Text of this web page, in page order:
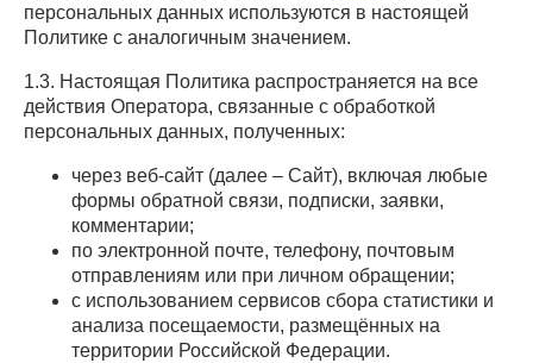
персональных данных используются в настоящей
Политике с аналогичным значением.
1.3. Настоящая Политика распространяется на все
действия Оператора, связанные с обработкой
персональных данных, полученных:
через веб-сайт (далее – Сайт), включая любые
формы обратной связи, подписки, заявки,
комментарии;
по электронной почте, телефону, почтовым
отправлениям или при личном обращении;
с использованием сервисов сбора статистики и
анализа посещаемости, размещённых на
территории Российской Федерации.